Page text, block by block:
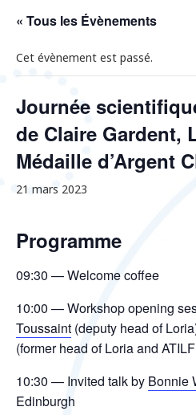
« Tous les Évènements
Cet évènement est passé.
Journée
de Claire Gardent,
Médaille d’Argent
21 mars 2023
Programme
09:30 — Welcome coffee
10:00 — Workshop opening
Toussaint (deputy head of
(former head of Loria and
10:30 — Invited talk by Bonnie
Edinburgh